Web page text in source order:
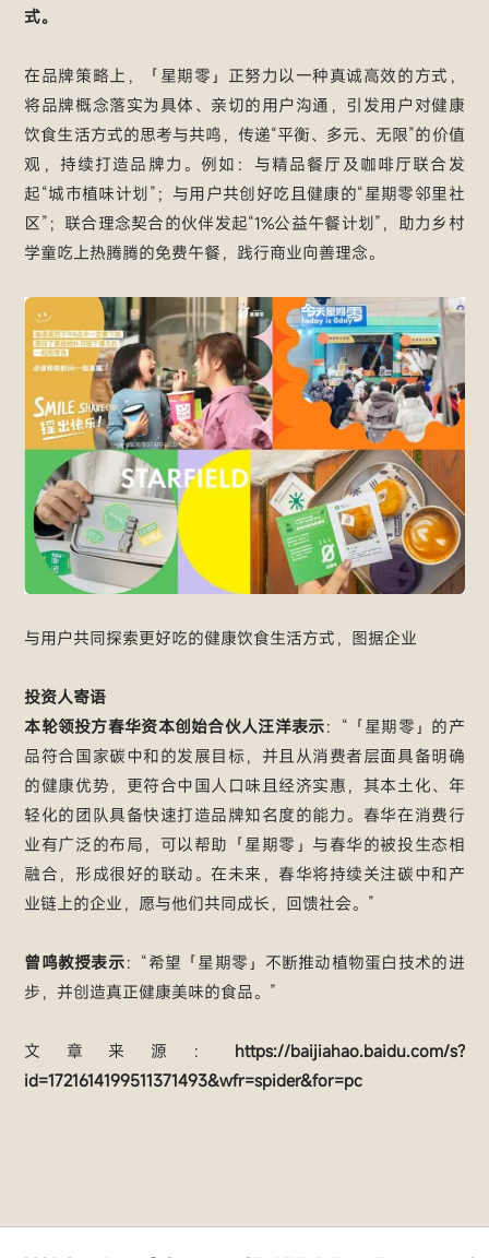
式。
在品牌策略上，「星期零」正努力以一种真诚高效的方式，
将品牌概念落实为具体、亲切的用户沟通，引发用户对健康
饮食生活方式的思考与共鸣，传递“平衡、多元、无限”的价值
观，持续打造品牌力。例如：与精品餐厅及咖啡厅联合发
起“城市植味计划”；与用户共创好吃且健康的“星期零邻里社
区”；联合理念契合的伙伴发起“1%公益午餐计划”，助力乡村
学童吃上热腾腾的免费午餐，践行商业向善理念。
与用户共同探索更好吃的健康饮食生活方式，图据企业
投资人寄语
本轮领投方春华资本创始合伙人汪洋表示：“「星期零」的产
品符合国家碳中和的发展目标，并且从消费者层面具备明确
的健康优势，更符合中国人口味且经济实惠，其本土化、年
轻化的团队具备快速打造品牌知名度的能力。春华在消费行
业有广泛的布局，可以帮助「星期零」与春华的被投生态相
融合，形成很好的联动。在未来，春华将持续关注碳中和产
业链上的企业，愿与他们共同成长，回馈社会。”
曾鸣教授表示：“希望「星期零」不断推动植物蛋白技术的进
步，并创造真正健康美味的食品。”
文章来源： https://baijiahao.baidu.com/s?
id=1721614199511371493&wfr=spider&for=pc